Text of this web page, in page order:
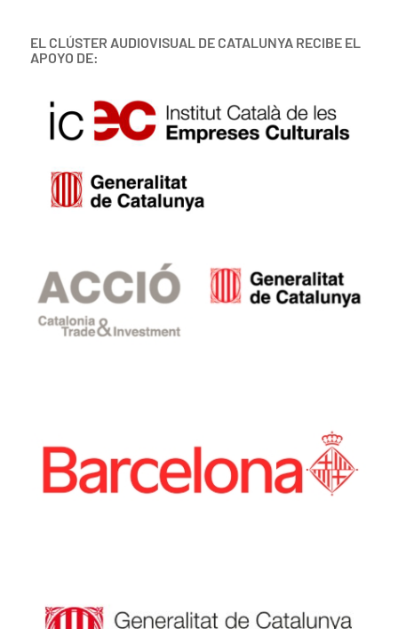
EL CLÚSTER AUDIOVISUAL DE CATALUNYA RECIBE EL
APOYO DE: